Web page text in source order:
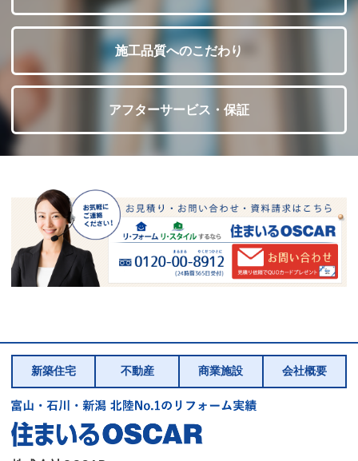
施工品質へのこだわり
アフターサービス・保証
新築住宅 不動産 商業施設 会社概要